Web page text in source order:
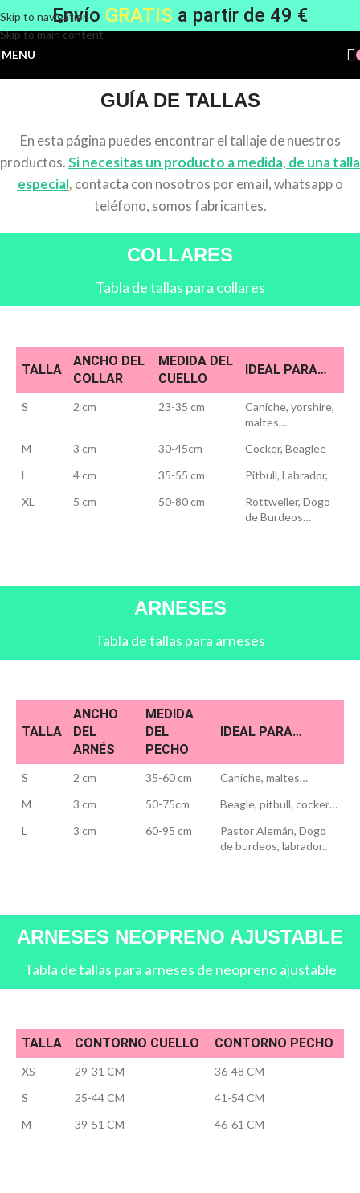
Skip to navigation
Skip to main content
Envío GRATIS a partir de 49 €
MENU
GUÍA DE TALLAS
En esta página puedes encontrar el tallaje de nuestros
productos.Si necesitas un producto a medida, de una talla
especial, contacta con nosotros por email, whatsapp o
teléfono, somos fabricantes.
COLLARES
Tabla de tallas para collares
TALLA
ANCHO DEL
COLLAR
MEDIDA DEL
CUELLO
IDEAL PARA…
S 2 cm 23-35 cm
Caniche, yorshire,
maltes…
M
3 cm 30-45cm
Cocker, Beaglee
L
4 cm 35-55 cm
Pitbull, Labrador,
XL
5 cm 50-80 cm
Rottweiler, Dogo
de Burdeos…
ARNESES
Tabla de tallas para arneses
TALLA
ANCHO
DEL
ARNÉS
MEDIDA
DEL
PECHO
IDEAL PARA…
S 2 cm 35-60 cm
Caniche, maltes…
M
3 cm 50-75cm
Beagle, pitbull, cocker…
L
3 cm 60-95 cm
Pastor Alemán, Dogo
de burdeos, labrador..
ARNESES NEOPRENO AJUSTABLE
Tabla de tallas para arneses de neopreno ajustable
TALLA CONTORNO CUELLO CONTORNO PECHO
XS 29-31 CM
36-48 CM
S
25-44 CM
41-54 CM
M
39-51 CM 46-61 CM